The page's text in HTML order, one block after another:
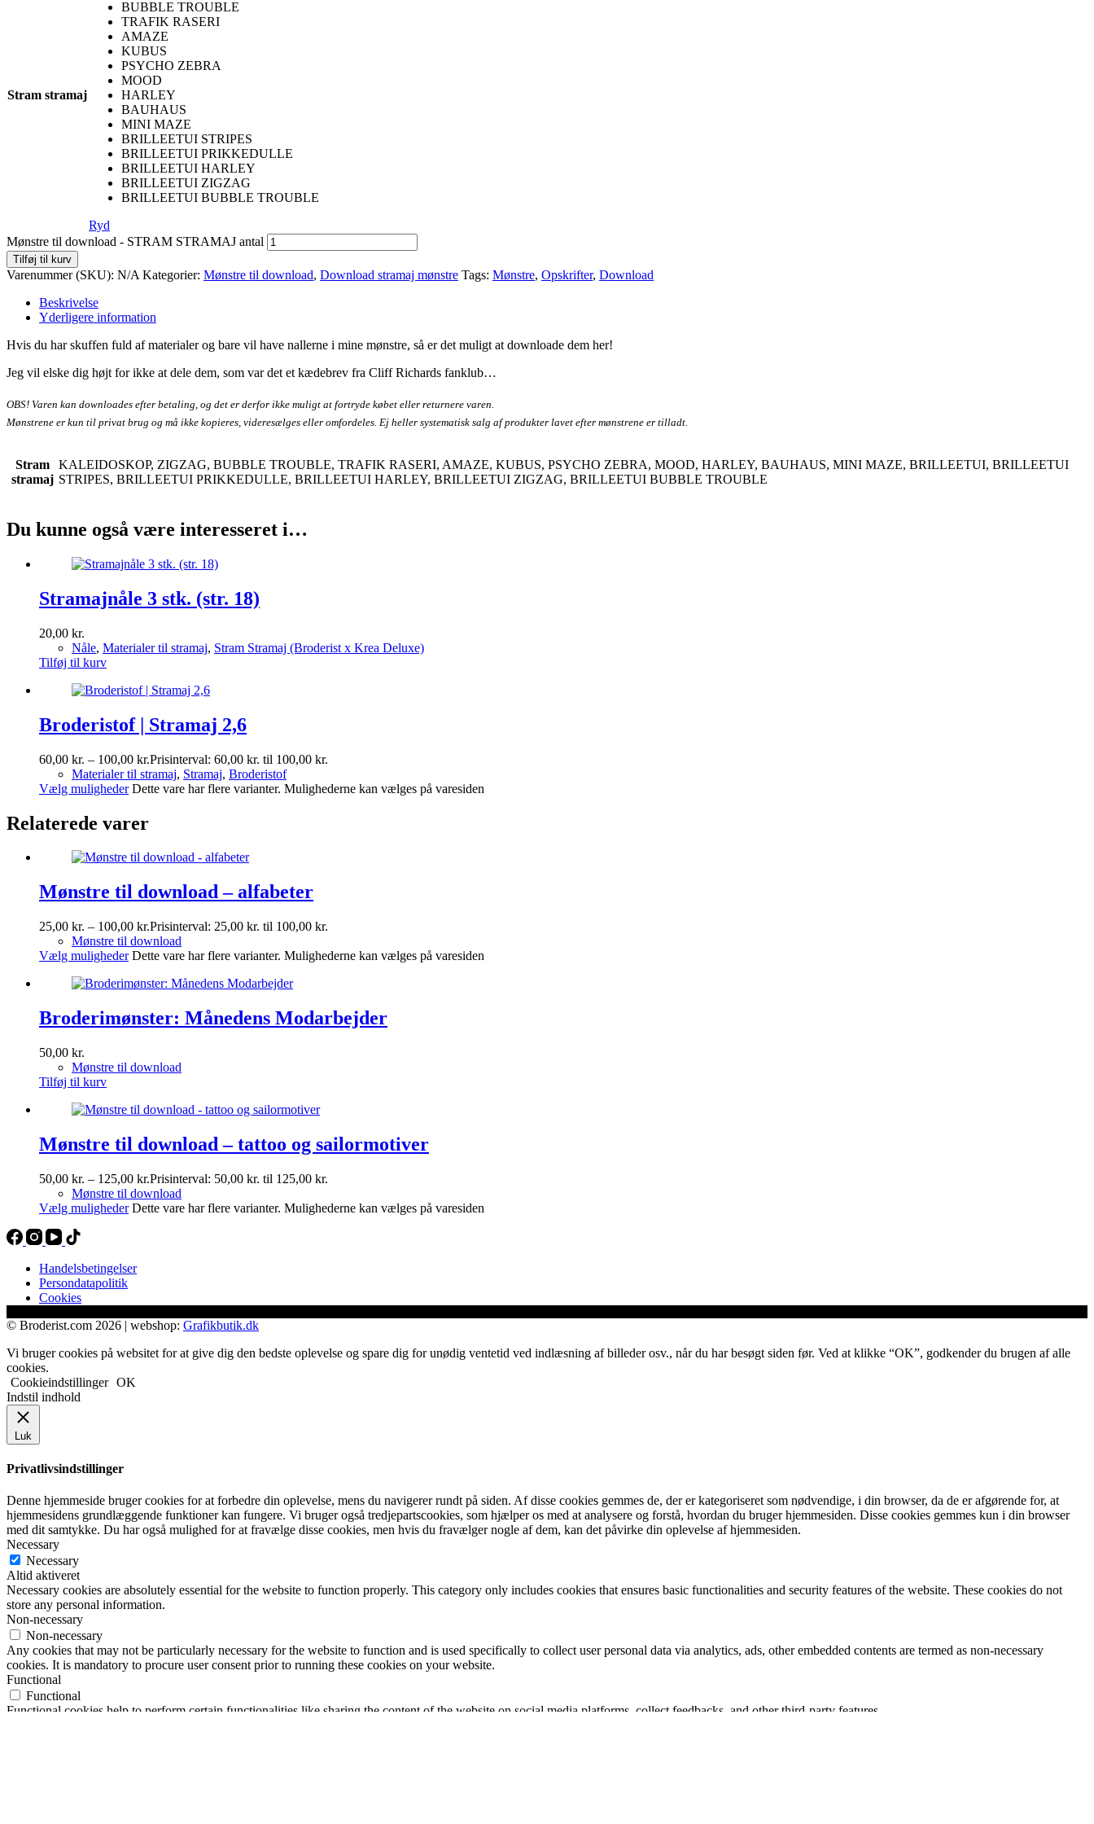
Stram stramaj
BUBBLE TROUBLE
TRAFIK RASERI
AMAZE
KUBUS
PSYCHO ZEBRA
MOOD
HARLEY
BAUHAUS
MINI MAZE
BRILLEETUI STRIPES
BRILLEETUI PRIKKEDULLE
BRILLEETUI HARLEY
BRILLEETUI ZIGZAG
BRILLEETUI BUBBLE TROUBLE
Ryd
Mønstre til download - STRAM STRAMAJ antal
Tilføj til kurv
Varenummer (SKU): N/A Kategorier: Mønstre til download, Download stramaj mønstre Tags: Mønstre, Opskrifter, Download
Beskrivelse
Yderligere information
Hvis du har skuffen fuld af materialer og bare vil have nallerne i mine mønstre, så er det muligt at downloade dem her!
Jeg vil elske dig højt for ikke at dele dem, som var det et kædebrev fra Cliff Richards fanklub…
OBS! Varen kan downloades efter betaling, og det er derfor ikke muligt at fortryde købet eller returnere varen.
Mønstrene er kun til privat brug og må ikke kopieres, videresælges eller omfordeles. Ej heller systematisk salg af produkter lavet efter mønstrene er tilladt.
Stram
stramaj
KALEIDOSKOP, ZIGZAG, BUBBLE TROUBLE, TRAFIK RASERI, AMAZE, KUBUS, PSYCHO ZEBRA, MOOD, HARLEY, BAUHAUS, MINI MAZE, BRILLEETUI, BRILLEETUI
STRIPES, BRILLEETUI PRIKKEDULLE, BRILLEETUI HARLEY, BRILLEETUI ZIGZAG, BRILLEETUI BUBBLE TROUBLE
Du kunne også være interesseret i…
Stramajnåle 3 stk. (str. 18)
20,00 kr.
Nåle, Materialer til stramaj, Stram Stramaj (Broderist x Krea Deluxe)
Tilføj til kurv
Broderistof | Stramaj 2,6
60,00 kr. – 100,00 kr.Prisinterval: 60,00 kr. til 100,00 kr.
Materialer til stramaj, Stramaj, Broderistof
Vælg muligheder Dette vare har flere varianter. Mulighederne kan vælges på varesiden
Relaterede varer
Mønstre til download – alfabeter
25,00 kr. – 100,00 kr.Prisinterval: 25,00 kr. til 100,00 kr.
Mønstre til download
Vælg muligheder Dette vare har flere varianter. Mulighederne kan vælges på varesiden
Broderimønster: Månedens Modarbejder
50,00 kr.
Mønstre til download
Tilføj til kurv
Mønstre til download – tattoo og sailormotiver
50,00 kr. – 125,00 kr.Prisinterval: 50,00 kr. til 125,00 kr.
Mønstre til download
Vælg muligheder Dette vare har flere varianter. Mulighederne kan vælges på varesiden
Handelsbetingelser
Persondatapolitik
Cookies
© Broderist.com 2026 | webshop: Grafikbutik.dk
Vi bruger cookies på websitet for at give dig den bedste oplevelse og spare dig for unødig ventetid ved indlæsning af billeder osv., når du har besøgt siden før. Ved at klikke “OK”, godkender du brugen af alle
cookies.
Cookieindstillinger OK
Indstil indhold
Luk
Privatlivsindstillinger
Denne hjemmeside bruger cookies for at forbedre din oplevelse, mens du navigerer rundt på siden. Af disse cookies gemmes de, der er kategoriseret som nødvendige, i din browser, da de er afgørende for, at
hjemmesidens grundlæggende funktioner kan fungere. Vi bruger også tredjepartscookies, som hjælper os med at analysere og forstå, hvordan du bruger hjemmesiden. Disse cookies gemmes kun i din browser
med dit samtykke. Du har også mulighed for at fravælge disse cookies, men hvis du fravælger nogle af dem, kan det påvirke din oplevelse af hjemmesiden.
Necessary
Necessary
Altid aktiveret
Necessary cookies are absolutely essential for the website to function properly. This category only includes cookies that ensures basic functionalities and security features of the website. These cookies do not
store any personal information.
Non-necessary
Non-necessary
Any cookies that may not be particularly necessary for the website to function and is used specifically to collect user personal data via analytics, ads, other embedded contents are termed as non-necessary
cookies. It is mandatory to procure user consent prior to running these cookies on your website.
Functional
Functional
Functional cookies help to perform certain functionalities like sharing the content of the website on social media platforms, collect feedbacks, and other third-party features.